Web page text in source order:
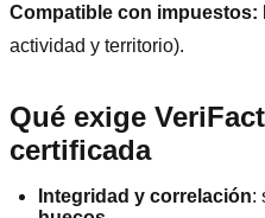
Compatible con impuestos:
actividad y territorio).
Qué exige
certificada
Integridad y correlación: